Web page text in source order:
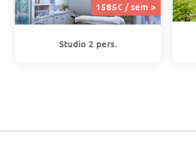
1585€ / sem >
Studio 2 pers.